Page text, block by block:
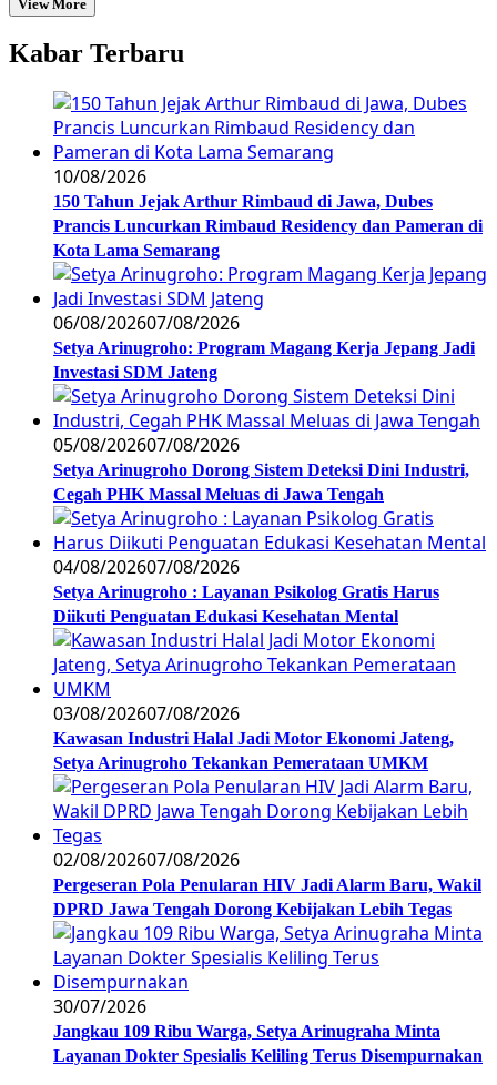
View More
Kabar Terbaru
10/08/2026
150 Tahun Jejak Arthur Rimbaud di Jawa, Dubes
Prancis Luncurkan Rimbaud Residency dan Pameran di
Kota Lama Semarang
06/08/202607/08/2026
Setya Arinugroho: Program Magang Kerja Jepang Jadi
Investasi SDM Jateng
05/08/202607/08/2026
Setya Arinugroho Dorong Sistem Deteksi Dini Industri,
Cegah PHK Massal Meluas di Jawa Tengah
04/08/202607/08/2026
Setya Arinugroho : Layanan Psikolog Gratis Harus
Diikuti Penguatan Edukasi Kesehatan Mental
03/08/202607/08/2026
Kawasan Industri Halal Jadi Motor Ekonomi Jateng,
Setya Arinugroho Tekankan Pemerataan UMKM
02/08/202607/08/2026
Pergeseran Pola Penularan HIV Jadi Alarm Baru, Wakil
DPRD Jawa Tengah Dorong Kebijakan Lebih Tegas
30/07/2026
Jangkau 109 Ribu Warga, Setya Arinugraha Minta
Layanan Dokter Spesialis Keliling Terus Disempurnakan